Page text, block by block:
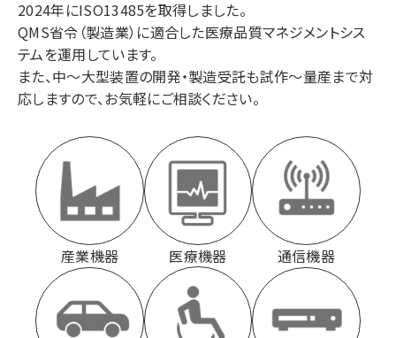
2024年にISO13485を取得しました。
QMS省令（製造業）に適合した医療品質マネジメントシス
テムを運用しています。
また、中～大型装置の開発・製造受託も試作～量産まで対
応しますので、お気軽にご相談ください。
産業機器 医療機器 通信機器